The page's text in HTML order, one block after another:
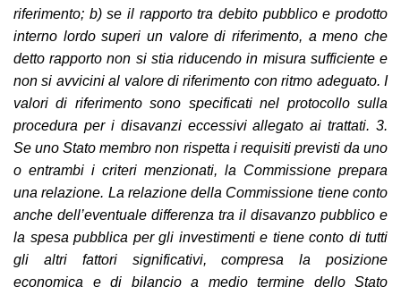
riferimento; b) se il rapporto tra debito pubblico e prodotto
interno lordo superi un valore di riferimento, a meno che
detto rapporto non si stia riducendo in misura sufficiente e
non si avvicini al valore di riferimento con ritmo adeguato. I
valori di riferimento sono specificati nel protocollo sulla
procedura per i disavanzi eccessivi allegato ai trattati. 3.
Se uno Stato membro non rispetta i requisiti previsti da uno
o entrambi i criteri menzionati, la Commissione prepara
una relazione. La relazione della Commissione tiene conto
anche dell’eventuale differenza tra il disavanzo pubblico e
la spesa pubblica per gli investimenti e tiene conto di tutti
gli altri fattori significativi, compresa la posizione
economica e di bilancio a medio termine dello Stato